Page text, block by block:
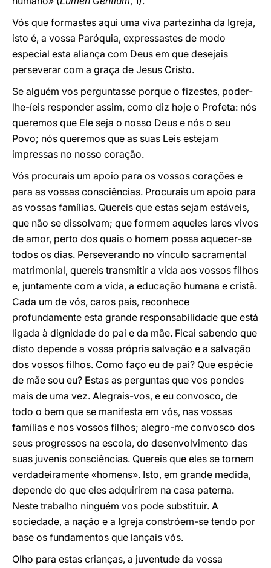
Vós que formastes aqui uma viva partezinha da Igreja,
isto é, a vossa Paróquia, expressastes de modo
especial esta aliança com Deus em que desejais
perseverar com a graça de Jesus Cristo.
Se alguém vos perguntasse porque o fizestes, poder-
lhe-íeis responder assim, como diz hoje o Profeta: nós
queremos que Ele seja o nosso Deus e nós o seu
Povo; nós queremos que as suas Leis estejam
impressas no nosso coração.
Vós procurais um apoio para os vossos corações e
para as vossas consciências. Procurais um apoio para
as vossas famílias. Quereis que estas sejam estáveis,
que não se dissolvam; que formem aqueles lares vivos
de amor, perto dos quais o homem possa aquecer-se
todos os dias. Perseverando no vínculo sacramental
matrimonial, quereis transmitir a vida aos vossos filhos
e, juntamente com a vida, a educação humana e cristã.
Cada um de vós, caros pais, reconhece
profundamente esta grande responsabilidade que está
ligada à dignidade do pai e da mãe. Ficai sabendo que
disto depende a vossa própria salvação e a salvação
dos vossos filhos. Como faço eu de pai? Que espécie
de mãe sou eu? Estas as perguntas que vos pondes
mais de uma vez. Alegrais-vos, e eu convosco, de
todo o bem que se manifesta em vós, nas vossas
famílias e nos vossos filhos; alegro-me convosco dos
seus progressos na escola, do desenvolvimento das
suas juvenis consciências. Quereis que eles se tornem
verdadeiramente «homens». Isto, em grande medida,
depende do que eles adquirirem na casa paterna.
Neste trabalho ninguém vos pode substituir. A
sociedade, a nação e a Igreja constróem-se tendo por
base os fundamentos que lançais vós.
Olho para estas crianças, a juventude da vossa